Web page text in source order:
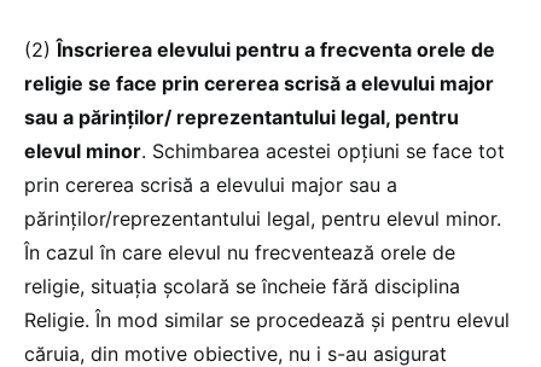
(2)Înscrierea elevului pentru a frecventa orele de
religie se face prin cererea scrisă a elevului major
sau a părinților/ reprezentantului legal, pentru
elevul minor. Schimbarea acestei opțiuni se face tot
prin cererea scrisă a elevului major sau a
părinților/reprezentantului legal, pentru elevul minor.
În cazul în care elevul nu frecventează orele de
religie, situația școlară se încheie fără disciplina
Religie. În mod similar se procedează și pentru elevul
căruia, din motive obiective, nu i s-au asigurat